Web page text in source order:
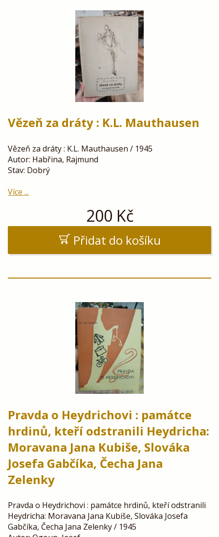
Vězeň za dráty : K.L. Mauthausen
Vězeň za dráty : K.L. Mauthausen / 1945
Autor: Habřina, Rajmund
Stav: Dobrý
Více ...
200 Kč
Přidat do košíku
Pravda o Heydrichovi : památce
hrdinů, kteří odstranili Heydricha:
Moravana Jana Kubiše, Slováka
Josefa Gabčíka, Čecha Jana
Zelenky
Pravda o Heydrichovi : památce hrdinů, kteří odstranili
Heydricha: Moravana Jana Kubiše, Slováka Josefa
Gabčíka, Čecha Jana Zelenky / 1945